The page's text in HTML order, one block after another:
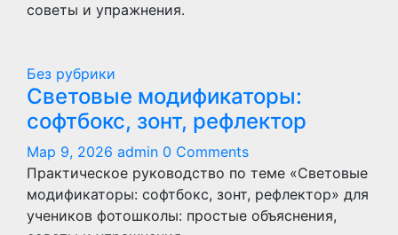
советы и упражнения.
Без рубрики
Световые модификаторы:
софтбокс, зонт, рефлектор
Мар 9, 2026 admin 0 Comments
Практическое руководство по теме «Световые
модификаторы: софтбокс, зонт, рефлектор» для
учеников фотошколы: простые объяснения,